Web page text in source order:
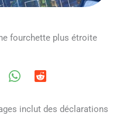
fourchette plus étroite
inclut des déclarations